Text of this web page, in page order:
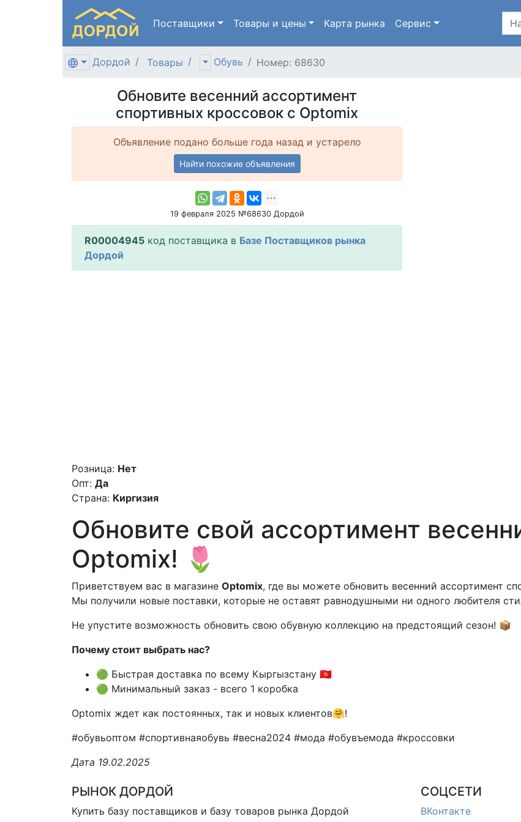
Поставщики Товары и цены Карта рынка Сервис
Дордой Товары Обувь Номер: 68630
Обновите весенний ассортимент
спортивных кроссовок с Optomix
Объявление подано больше года назад и устарело
Найти похожие объявления
19 февраля 2025 №68630 Дордой
R00004945 код поставщика в Базе Поставщиков рынка
Дордой
Розница: Нет
Опт: Да
Страна: Киргизия
Обновите свой ассортимент
Optomix! 🌷
Приветствуем вас в магазине Optomix, где вы можете обновить весенний ассортимент
Мы получили новые поставки, которые не оставят равнодушными ни одного любителя
Не упустите возможность обновить свою обувную коллекцию на предстоящий сезон! 📦
Почему стоит выбрать нас?
🟢 Быстрая доставка по всему Кыргызстану 🇰🇬
🟢 Минимальный заказ - всего 1 коробка
Optomix ждет как постоянных, так и новых клиентов🤗!
#обувьоптом #спортивнаяобувь #весна2024 #мода #обувъемода #кроссовки
Дата 19.02.2025
РЫНОК ДОРДОЙ
Купить базу поставщиков и базу товаров рынка Дордой
СОЦСЕТИ
ВКонтакте